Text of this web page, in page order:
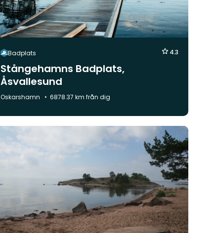
Badplats 4.3
Stångehamns Badplats,
Åsvallesund
Kommun:
Oskarshamn 6878.37 km från dig